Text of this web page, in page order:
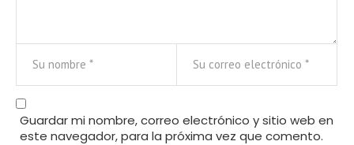
Guardar mi nombre, correo electrónico y sitio web en
este navegador, para la próxima vez que comento.